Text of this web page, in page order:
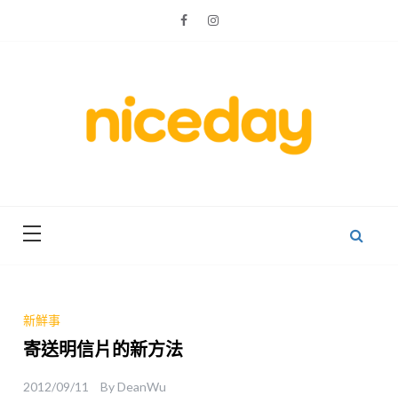
新鮮事
寄送明信片的新方法
2012/09/11 ByDeanWu